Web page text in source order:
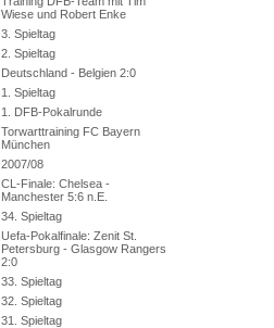
Wiese und Robert Enke
3. Spieltag
2. Spieltag
Deutschland - Belgien 2:0
1. Spieltag
1. DFB-Pokalrunde
Torwarttraining FC Bayern
München
2007/08
CL-Finale: Chelsea -
Manchester 5:6 n.E.
34. Spieltag
Uefa-Pokalfinale: Zenit St.
Petersburg - Glasgow Rangers
2:0
33. Spieltag
32. Spieltag
31. Spieltag